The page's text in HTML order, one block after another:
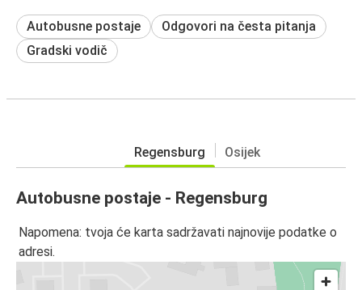
Autobusne postaje
Odgovori na česta pitanja
Gradski vodič
Regensburg Osijek
Autobusne postaje - Regensburg
Napomena: tvoja će karta sadržavati najnovije podatke o
adresi.